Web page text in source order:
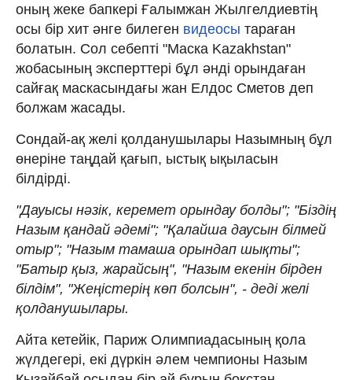
оның жеке бапкері Ғалымжан Жылгелдиевтің
осы бір хит әнге билеген видеосы тараған
болатын. Сол себепті "Маска Kazakhstan"
жобасының эксперттері бұл әнді орындаған
сайғақ маскасындағы жан Елдос Сметов деп
болжам жасады.
Сондай-ақ желі қолданушылары Назымның бұл
өнеріне таңдай қағып, ыстық ықыласын
білдірді.
"Дауысы нәзік, керемет орындау болды"; "Біздің
Назым қандай әдемі"; "Қалайша даусын білмей
отыр"; "Назым тамаша орындап шықты";
"Батыр қыз, жарайсың", "Назым екенін бірден
білдім", "Жеңістерің көп болсын", - деді желі
қолданушылары.
Айта кетейік, Париж Олимпиадасының қола
жүлдегері, екі дүркін әлем чемпионы Назым